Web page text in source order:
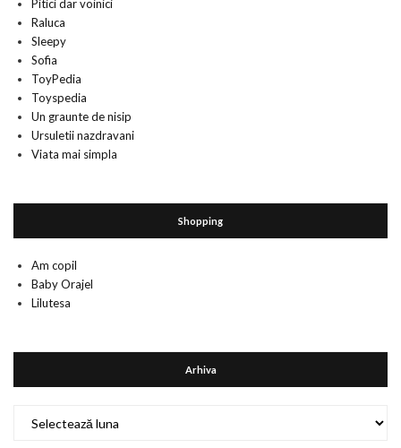
Pitici dar voinici
Raluca
Sleepy
Sofia
ToyPedia
Toyspedia
Un graunte de nisip
Ursuletii nazdravani
Viata mai simpla
Shopping
Am copil
Baby Orajel
Lilutesa
Arhiva